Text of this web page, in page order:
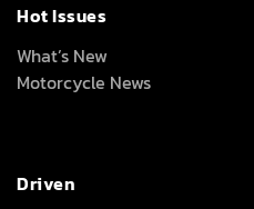
Hot Issues
What’s New
Motorcycle News
Driven